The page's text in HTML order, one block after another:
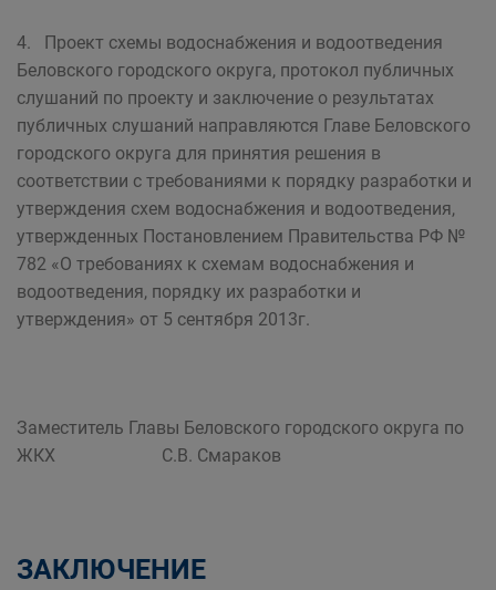
4. Проект схемы водоснабжения и водоотведения
Беловского городского округа, протокол публичных
слушаний по проекту и заключение о результатах
публичных слушаний направляются Главе Беловского
городского округа для принятия решения в
соответствии с требованиями к порядку разработки и
утверждения схем водоснабжения и водоотведения,
утвержденных Постановлением Правительства РФ №
782 «О требованиях к схемам водоснабжения и
водоотведения, порядку их разработки и
утверждения» от 5 сентября 2013г.
Заместитель Главы Беловского городского округа по
ЖКХ С.В. Смараков
ЗАКЛЮЧЕНИЕ